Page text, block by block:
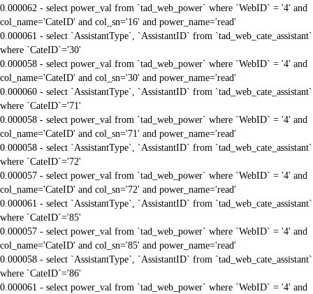
0.000062 - select power_val from `tad_web_power` where `WebID` = '4' and
col_name='CateID' and col_sn='16' and power_name='read'
0.000061 - select `AssistantType`, `AssistantID` from `tad_web_cate_assistant`
where `CateID`='30'
0.000058 - select power_val from `tad_web_power` where `WebID` = '4' and
col_name='CateID' and col_sn='30' and power_name='read'
0.000060 - select `AssistantType`, `AssistantID` from `tad_web_cate_assistant`
where `CateID`='71'
0.000058 - select power_val from `tad_web_power` where `WebID` = '4' and
col_name='CateID' and col_sn='71' and power_name='read'
0.000058 - select `AssistantType`, `AssistantID` from `tad_web_cate_assistant`
where `CateID`='72'
0.000057 - select power_val from `tad_web_power` where `WebID` = '4' and
col_name='CateID' and col_sn='72' and power_name='read'
0.000061 - select `AssistantType`, `AssistantID` from `tad_web_cate_assistant`
where `CateID`='85'
0.000057 - select power_val from `tad_web_power` where `WebID` = '4' and
col_name='CateID' and col_sn='85' and power_name='read'
0.000058 - select `AssistantType`, `AssistantID` from `tad_web_cate_assistant`
where `CateID`='86'
0.000061 - select power_val from `tad_web_power` where `WebID` = '4' and